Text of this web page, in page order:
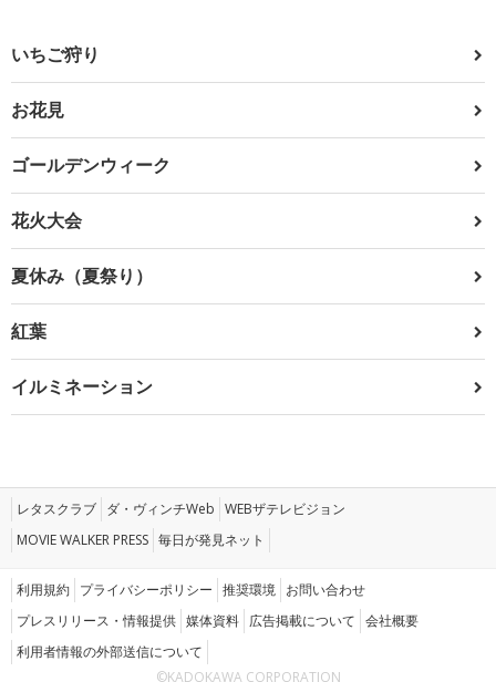
いちご狩り
お花見
ゴールデンウィーク
花火大会
夏休み（夏祭り）
紅葉
イルミネーション
レタスクラブ ダ・ヴィンチWeb WEBザテレビジョン
MOVIE WALKER PRESS 毎日が発見ネット
利用規約 プライバシーポリシー 推奨環境 お問い合わせ
プレスリリース・情報提供 媒体資料 広告掲載について 会社概要
利用者情報の外部送信について
©KADOKAWA CORPORATION